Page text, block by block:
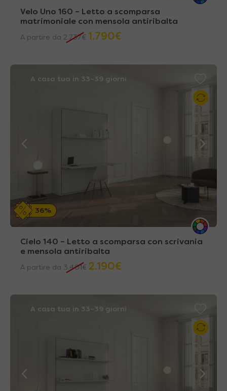
Velo Uno 160 – Letto a scomparsa
matrimoniale con mensola antiribalta
A partire da 2.737 € 1.790€
A casa tua in 33~39 giorni
36%
Cielo 140 – Letto a scomparsa con scrivania
e mensola antiribalta
A partire da 3.401 € 2.190€
A casa tua in 33~39 giorni